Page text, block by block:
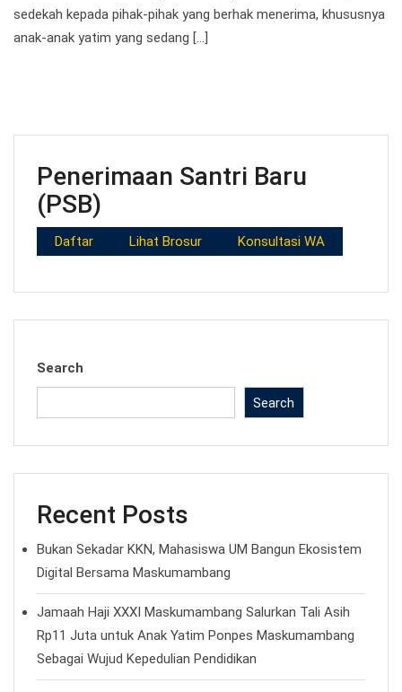
sedekah kepada pihak-pihak yang berhak menerima, khususnya
anak-anak yatim yang sedang […]
Penerimaan Santri Baru
(PSB)
Daftar Lihat Brosur Konsultasi WA
Search
Search
Recent Posts
Bukan Sekadar KKN, Mahasiswa UM Bangun Ekosistem
Digital Bersama Maskumambang
Jamaah Haji XXXI Maskumambang Salurkan Tali Asih
Rp11 Juta untuk Anak Yatim Ponpes Maskumambang
Sebagai Wujud Kepedulian Pendidikan